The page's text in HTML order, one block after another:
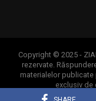
Copyright © 2025 -
rezervate.
materialelor
exclusiv de